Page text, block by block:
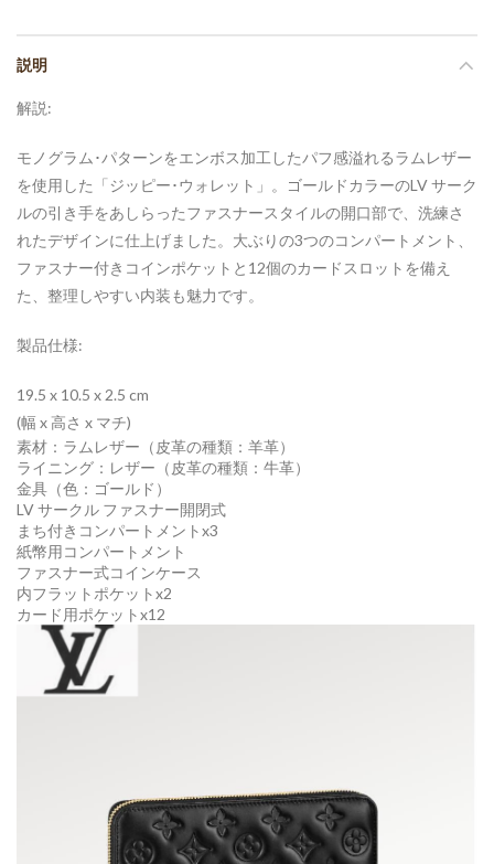
説明
解説:
モノグラム･パターンをエンボス加工したパフ感溢れるラムレザー
を使用した「ジッピー･ウォレット」。ゴールドカラーのLV サーク
ルの引き手をあしらったファスナースタイルの開口部で、洗練さ
れたデザインに仕上げました。大ぶりの3つのコンパートメント、
ファスナー付きコインポケットと12個のカードスロットを備え
た、整理しやすい内装も魅力です。
製品仕様:
19.5 x 10.5 x 2.5 cm
(幅 x 高さ x マチ)
素材：ラムレザー（皮革の種類：羊革）
ライニング：レザー（皮革の種類：牛革）
金具（色：ゴールド）
LV サークル ファスナー開閉式
まち付きコンパートメントx3
紙幣用コンパートメント
ファスナー式コインケース
内フラットポケットx2
カード用ポケットx12